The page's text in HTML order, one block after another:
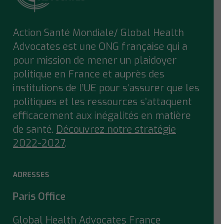
Action Santé Mondiale/ Global Health
Advocates est une ONG française qui a
pour mission de mener un plaidoyer
politique en France et auprès des
institutions de l’UE pour s’assurer que les
politiques et les ressources s’attaquent
efficacement aux inégalités en matière
de santé. Découvrez notre stratégie
2022-2027.
ADRESSES
Paris Office
Global Health Advocates France